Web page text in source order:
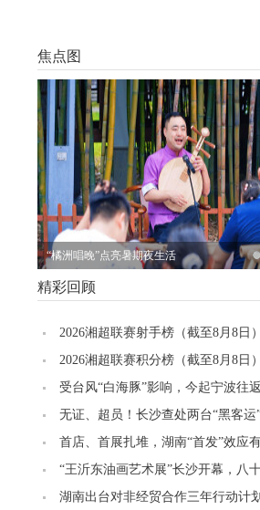
焦点图
“橘洲唱晚”点亮暑期夜生活
精彩回顾
2026湘超联赛射手榜（截至8月8日
2026湘超联赛积分榜（截至8月8日
受台风“白海豚”影响，今起宁波往
班大面积取消，明日19趟次全部停
早知道
无证、超员！长沙查处两台“黑客运
首店、首展扎堆，湖南“首发”效应
“王沂东油画艺术展”长沙开幕，八
集中亮相
湖南出台对非经贸合作三年行动计